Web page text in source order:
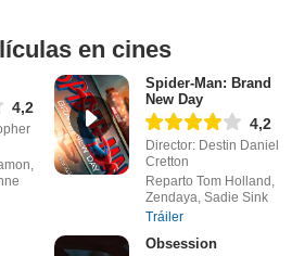
en cines
4,2
Spider-Man: Brand
New Day
4,2
Director: Destin Daniel
Cretton
Reparto Tom Holland,
Zendaya, Sadie Sink
Tráiler
Obsession